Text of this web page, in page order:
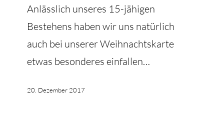
Anlässlich unseres 15-jähigen
Bestehens haben wir uns natürlich
auch bei unserer Weihnachtskarte
etwas besonderes einfallen…
20. Dezember 2017